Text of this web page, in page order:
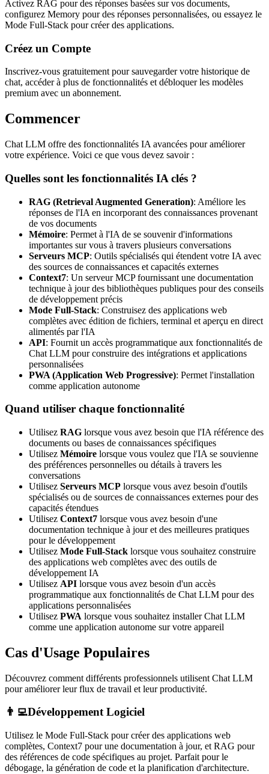
Activez RAG pour des réponses basées sur vos documents,
configurez Memory pour des réponses personnalisées, ou essayez le
Mode Full-Stack pour créer des applications.
Créez un Compte
Inscrivez-vous gratuitement pour sauvegarder votre historique de
chat, accéder à plus de fonctionnalités et débloquer les modèles
premium avec un abonnement.
Commencer
Chat LLM offre des fonctionnalités IA avancées pour améliorer
votre expérience. Voici ce que vous devez savoir :
Quelles sont les fonctionnalités IA clés ?
RAG (Retrieval Augmented Generation): Améliore les
réponses de l'IA en incorporant des connaissances provenant
de vos documents
Mémoire: Permet à l'IA de se souvenir d'informations
importantes sur vous à travers plusieurs conversations
Serveurs MCP: Outils spécialisés qui étendent votre IA avec
des sources de connaissances et capacités externes
Context7: Un serveur MCP fournissant une documentation
technique à jour des bibliothèques publiques pour des conseils
de développement précis
Mode Full-Stack: Construisez des applications web
complètes avec édition de fichiers, terminal et aperçu en direct
alimentés par l'IA
API: Fournit un accès programmatique aux fonctionnalités de
Chat LLM pour construire des intégrations et applications
personnalisées
PWA (Application Web Progressive): Permet l'installation
comme application autonome
Quand utiliser chaque fonctionnalité
Utilisez RAG lorsque vous avez besoin que l'IA référence des
documents ou bases de connaissances spécifiques
Utilisez Mémoire lorsque vous voulez que l'IA se souvienne
des préférences personnelles ou détails à travers les
conversations
Utilisez Serveurs MCP lorsque vous avez besoin d'outils
spécialisés ou de sources de connaissances externes pour des
capacités étendues
Utilisez Context7 lorsque vous avez besoin d'une
documentation technique à jour et des meilleures pratiques
pour le développement
Utilisez Mode Full-Stack lorsque vous souhaitez construire
des applications web complètes avec des outils de
développement IA
Utilisez API lorsque vous avez besoin d'un accès
programmatique aux fonctionnalités de Chat LLM pour des
applications personnalisées
Utilisez PWA lorsque vous souhaitez installer Chat LLM
comme une application autonome sur votre appareil
Cas d'Usage Populaires
Découvrez comment différents professionnels utilisent Chat LLM
pour améliorer leur flux de travail et leur productivité.
👨‍💻Développement Logiciel
Utilisez le Mode Full-Stack pour créer des applications web
complètes, Context7 pour une documentation à jour, et RAG pour
des références de code spécifiques au projet. Parfait pour le
débogage, la génération de code et la planification d'architecture.